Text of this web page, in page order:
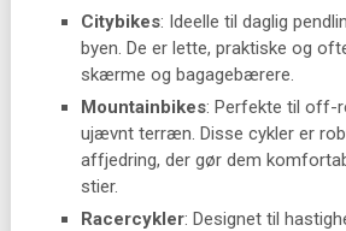
Citybikes: Ideelle til daglig
byen. De er lette, praktiske og
skærme og bagagebærere.
Mountainbikes: Perfekte til off-
ujævnt terræn. Disse cykler er
affjedring, der gør dem
stier.
Racercykler: Designet til